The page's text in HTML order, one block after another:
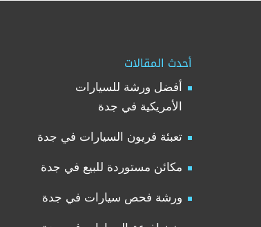
أحدث المقالات
أفضل ورشة للسيارات
الأمريكية في جدة
تعبئة فريون السيارات في جدة
مكائن مستوردة للبيع في جدة
ورشة فحص سيارات في جدة